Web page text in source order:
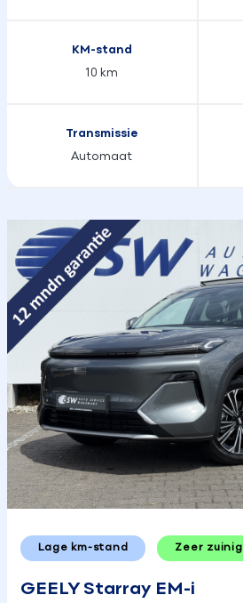
KM-stand
10 km
Transmissie
Automaat
Lage km-stand Zeer zuinig
GEELY Starray EM-i